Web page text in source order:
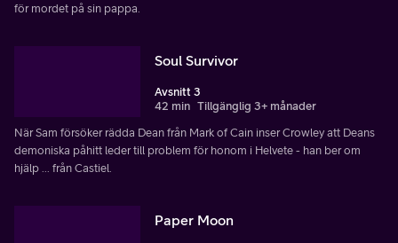
för mordet på sin pappa.
Soul Survivor
Avsnitt 3
42 min Tillgänglig 3+ månader
När Sam försöker rädda Dean från Mark of Cain inser Crowley att Deans
demoniska påhitt leder till problem för honom i Helvete - han ber om
hjälp ... från Castiel.
Paper Moon